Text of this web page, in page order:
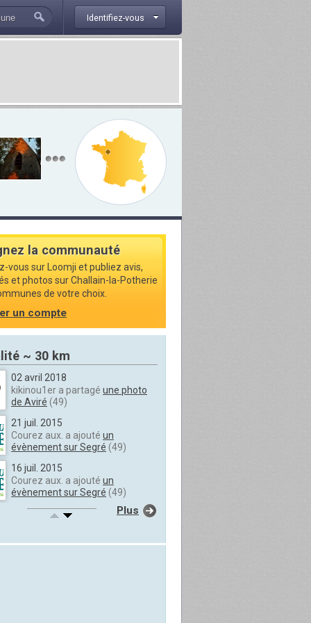
Identifiez-vous
la communauté
vous sur Loomji et publiez avis,
et photos sur Challain-la-Potherie
de votre choix.
un compte
~ 30 km
02 avril 2018
kikinou1er a partagé une photo
de Aviré (49)
21 juil. 2015
Courez aux. a ajouté un
évènement sur Segré (49)
16 juil. 2015
Courez aux. a ajouté un
évènement sur Segré (49)
10 avril 2014
Plus